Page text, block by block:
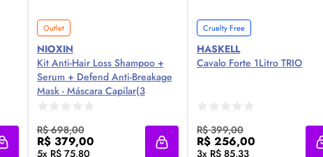
Adicionar à sacola
Outlet
NIOXIN
Kit Anti-Hair Loss Shampoo +
Serum + Defend Anti-Breakage
Mask - Máscara Capilar(3
R$ 698,00
R$ 379,00
5x R$ 75,80
Compre Agora ❯
Adicionar à sacola
Cruelty Free
HASKELL
Cavalo Forte 1Litro TRIO
R$ 399,00
R$ 256,00
3x R$ 85,33
Compre Agora ❯